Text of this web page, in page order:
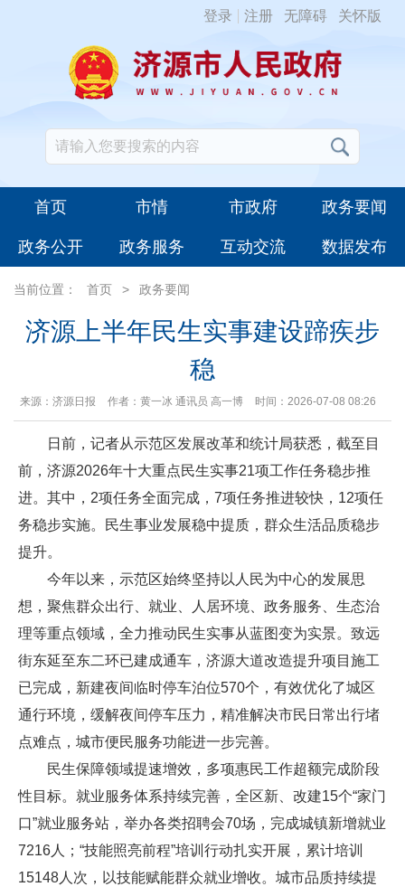
登录 注册 无障碍 关怀版
首页 市情 市政府 政务要闻
政务公开 政务服务 互动交流 数据发布
当前位置： 首页 > 政务要闻
济源上半年民生实事建设蹄疾步
稳
来源：济源日报 作者：黄一冰 通讯员 高一博 时间：2026-07-08 08:26
日前，记者从示范区发展改革和统计局获悉，截至目
前，济源2026年十大重点民生实事21项工作任务稳步推
进。其中，2项任务全面完成，7项任务推进较快，12项任
务稳步实施。民生事业发展稳中提质，群众生活品质稳步
提升。
今年以来，示范区始终坚持以人民为中心的发展思
想，聚焦群众出行、就业、人居环境、政务服务、生态治
理等重点领域，全力推动民生实事从蓝图变为实景。致远
街东延至东二环已建成通车，济源大道改造提升项目施工
已完成，新建夜间临时停车泊位570个，有效优化了城区
通行环境，缓解夜间停车压力，精准解决市民日常出行堵
点难点，城市便民服务功能进一步完善。
民生保障领域提速增效，多项惠民工作超额完成阶段
性目标。就业服务体系持续完善，全区新、改建15个“家门
口”就业服务站，举办各类招聘会70场，完成城镇新增就业
7216人；“技能照亮前程”培训行动扎实开展，累计培训
15148人次，以技能赋能群众就业增收。城市品质持续提